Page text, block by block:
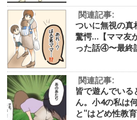
関連記事:
ついに無視の真
驚愕…【ママ友
った話④〜最終
関連記事:
皆で遊んでいる
ん。小4の私は
と“はどめ性教